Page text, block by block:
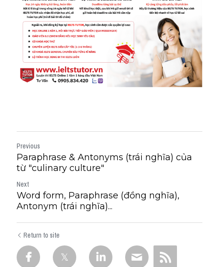
Previous
Paraphrase & Antonyms (trái nghĩa) của
từ "culinary culture"
Next
Word form, Paraphrase (đồng nghĩa),
Antonym (trái nghĩa)...
Return to site